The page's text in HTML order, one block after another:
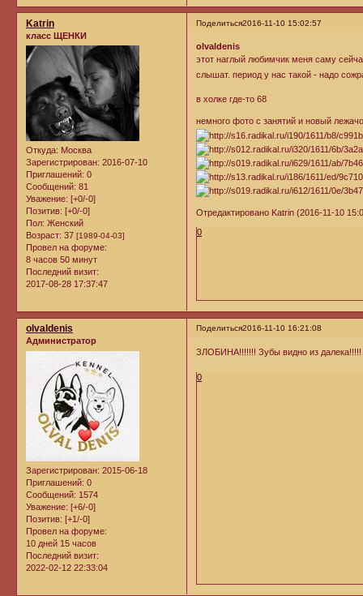
Поделиться2016-11-10 15:02:57
Katrin
класс ЩЕНКИ
Откуда: Москва
Зарегистрирован: 2016-07-10
Приглашений: 0
Сообщений: 81
Уважение: [+0/-0]
Позитив: [+0/-0]
Пол: Женский
Возраст: 37 [1989-04-03]
Провел на форуме:
8 часов 50 минут
Последний визит:
2017-08-28 17:37:47
olvaldenis
этот наглый любимчик меня саму
слышат. период у нас такой - надо
в холке где-то 68
немного фото с занятий и новый
Отредактировано Katrin (2016-11-10
0
Поделиться2016-11-10 16:21:08
olvaldenis
Администратор
Зарегистрирован: 2015-06-18
Приглашений: 0
Сообщений: 1574
Уважение: [+6/-0]
Позитив: [+1/-0]
Провел на форуме:
10 дней 15 часов
Последний визит:
2022-02-12 22:33:04
ЗЛОБИНА!!!!!!! Зубы видно из
0